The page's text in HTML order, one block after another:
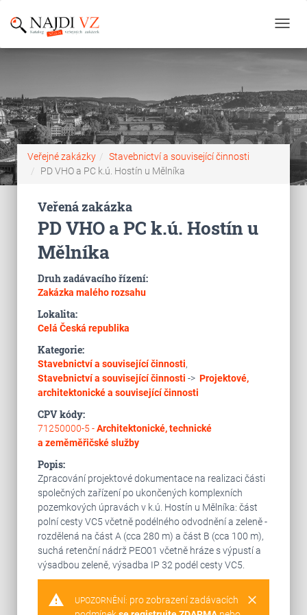
Veřejné zakázky
Stavebnictví a související činnosti
PD VHO a PC k.ú. Hostín u Mělníka
Veřená zakázka
PD VHO a PC k.ú. Hostín u
Mělníka
Druh zadávacího řízení:
Zakázka malého rozsahu
Lokalita:
Celá Česká republika
Kategorie:
Stavebnictví a související činnosti,
Stavebnictví a související činnosti -> Projektové,
architektonické a související činnosti
CPV kódy:
71250000-5 -Architektonické, technické
a zeměměřičské služby
Popis:
Zpracování projektové dokumentace na realizaci části
společných zařízení po ukončených komplexních
pozemkových úpravách v k.ú. Hostín u Mělníka: část
polní cesty VC5 včetně podélného odvodnění a zeleně -
rozdělená na část A (cca 280 m) a část B (cca 100 m),
suchá retenční nádrž PEO01 včetně hráze s výpustí a
výsadbou zeleně, výsadba IP 32 podél cesty VC5.
warning clear
UPOZORNĚNÍ: pro zobrazení zadávacích